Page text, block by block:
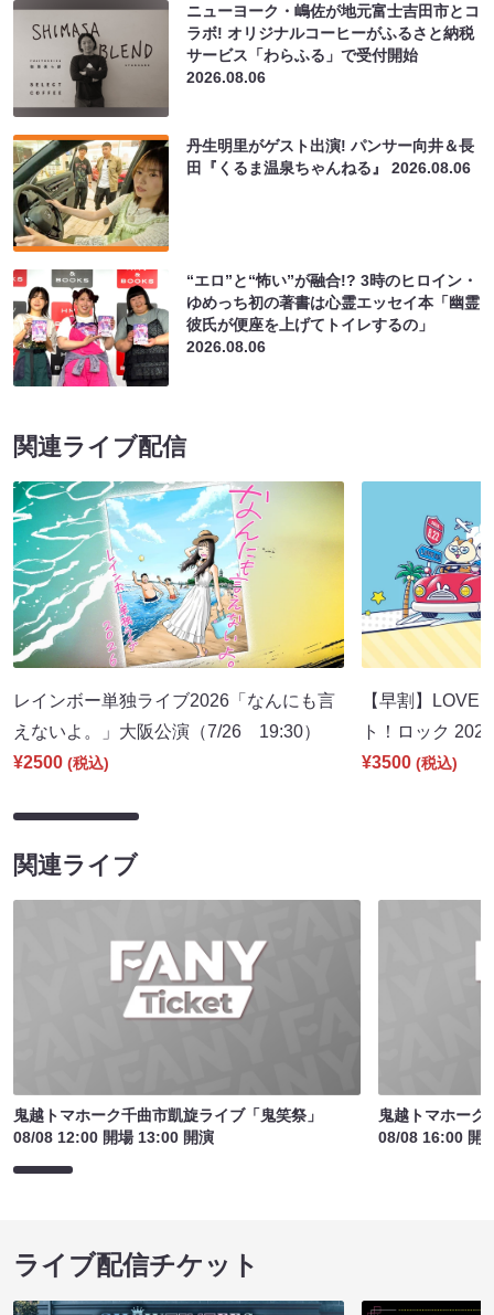
ニューヨーク・嶋佐が地元富士吉田市とコ
ラボ! オリジナルコーヒーがふるさと納税
サービス「わらふる」で受付開始
2026.08.06
丹生明里がゲスト出演! パンサー向井＆長
田『くるま温泉ちゃんねる』2026.08.06
“エロ”と“怖い”が融合!? 3時のヒロイン・
ゆめっち初の著書は心霊エッセイ本「幽霊
彼氏が便座を上げてトイレするの」
2026.08.06
関連ライブ配信
レインボー単独ライブ2026「なんにも言
えないよ。」大阪公演（7/26 19:30）
¥2500 (税込)
【早割】LOVE
ト！ロック
¥3500 (税込)
関連ライブ
鬼越トマホーク千曲市凱旋ライブ「鬼笑祭」
08/08 12:00 開場 13:00 開演
鬼越トマホーク
08/08 16:00 開
ライブ配信チケット